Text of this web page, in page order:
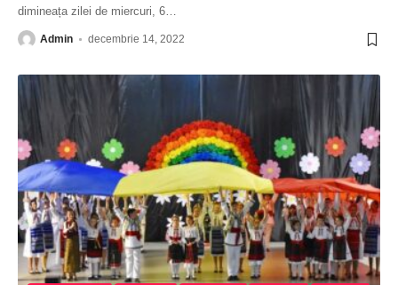
dimineața zilei de miercuri, 6…
Admin decembrie 14, 2022